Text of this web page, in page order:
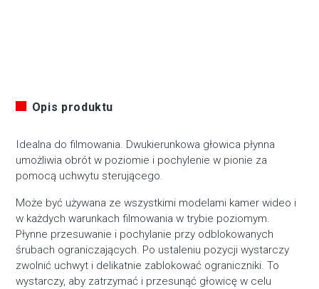
Opis produktu
Idealna do filmowania. Dwukierunkowa głowica płynna
umożliwia obrót w poziomie i pochylenie w pionie za
pomocą uchwytu sterującego.
Może być używana ze wszystkimi modelami kamer wideo i
w każdych warunkach filmowania w trybie poziomym.
Płynne przesuwanie i pochylanie przy odblokowanych
śrubach ograniczających. Po ustaleniu pozycji wystarczy
zwolnić uchwyt i delikatnie zablokować ograniczniki. To
wystarczy, aby zatrzymać i przesunąć głowicę w celu